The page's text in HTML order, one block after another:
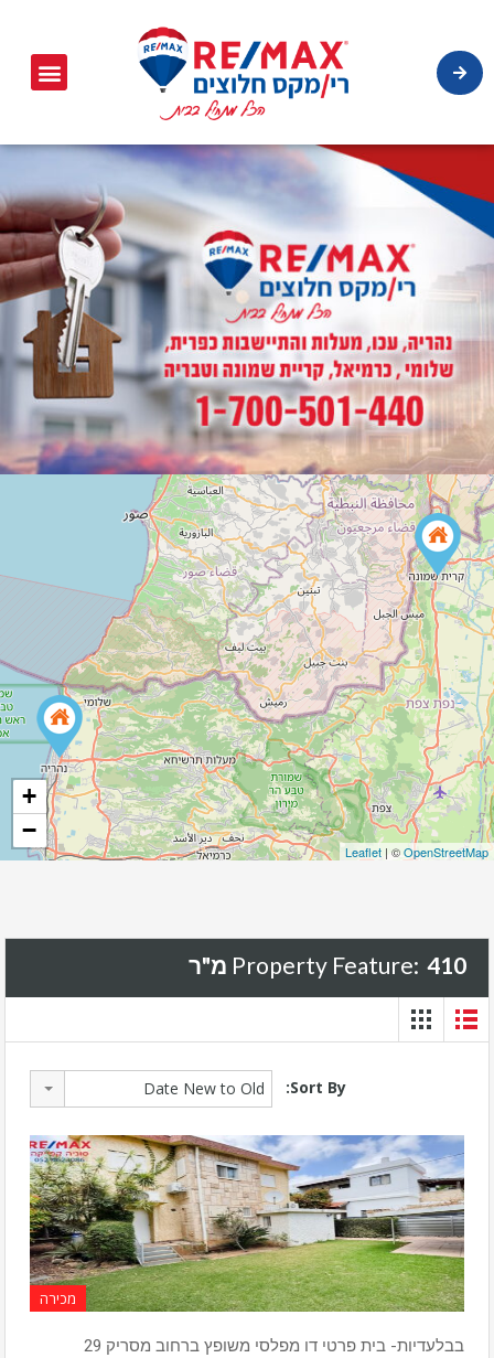
+
−
Leaflet | ©OpenStreetMap
Property Feature: 410 מ"ר
Sort By:
Date New to Old
מכירה
בבלעדיות- בית פרטי דו מפלסי משופץ ברחוב מסריק 29